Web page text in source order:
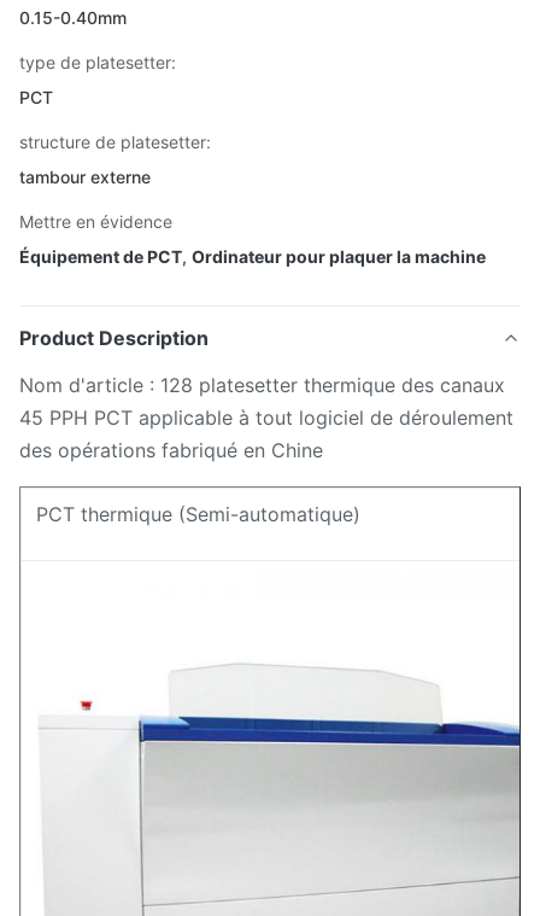
0.15-0.40mm
type de platesetter:
PCT
structure de platesetter:
tambour externe
Mettre en évidence
Équipement de PCT, Ordinateur pour plaquer la machine
Product Description
Nom d'article : 128 platesetter thermique des canaux
45 PPH PCT applicable à tout logiciel de déroulement
des opérations fabriqué en Chine
PCT thermique (Semi-automatique)